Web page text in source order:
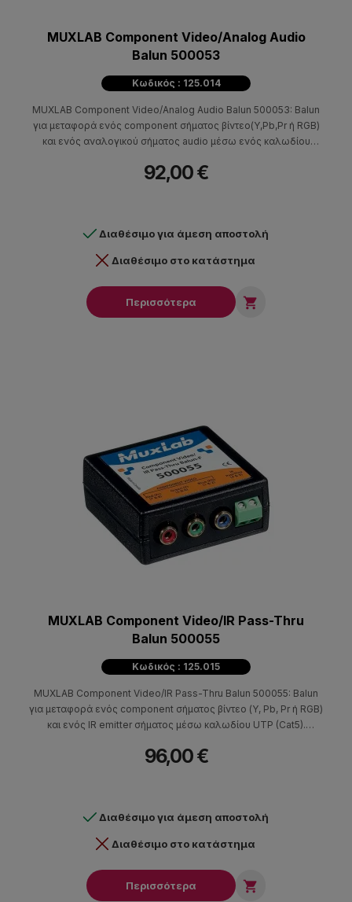
MUXLAB Component Video/Analog Audio
Balun 500053
Κωδικός : 125.014
MUXLAB Component Video/Analog Audio Balun 500053: Balun
για μεταφορά ενός component σήματος βίντεο(Y,Pb,Pr ή RGB)
και ενός αναλογικού σήματος audio μέσω ενός καλωδίου
1080i/p video formats.
92,00 €
Διαθέσιμο για άμεση αποστολή
Διαθέσιμο στο κατάστημα
Περισσότερα 
MUXLAB Component Video/IR Pass-Thru
Balun 500055
Κωδικός : 125.015
MUXLAB Component Video/IR Pass-Thru Balun 500055: Balun
για μεταφορά ενός component σήματος βίντεο (Y, Pb, Pr ή RGB)
και ενός IR emitter σήματος μέσω καλωδίου UTP (Cat5).
video formats.
96,00 €
Διαθέσιμο για άμεση αποστολή
Διαθέσιμο στο κατάστημα
Περισσότερα 